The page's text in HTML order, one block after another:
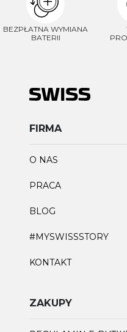
BEZPŁATNA WYMIANA
BATERII
FIRMA
O NAS
PRACA
BLOG
#MYSWISSSTORY
KONTAKT
ZAKUPY